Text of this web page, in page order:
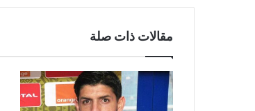
مقالات ذات صلة